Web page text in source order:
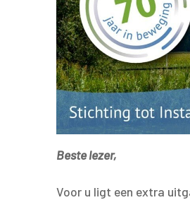
Beste lezer,
Voor u ligt een extra